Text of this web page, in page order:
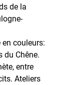
de la
couleurs:
du Chêne.
entre
Ateliers